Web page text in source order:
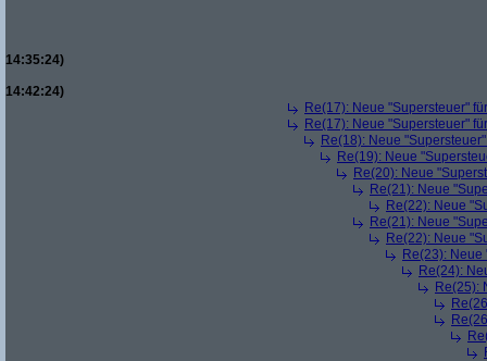
14:35:24)
14:42:24)
Re(17): Neue "Supersteuer"
Re(17): Neue "Supersteuer"
Re(18): Neue
Re(19): Neue
Re(20): Neue
Re(21): Neue
Re(22): Neue
Re(21): Neue
Re(22): Neue
Re(23):
Re(24):
Re(25):